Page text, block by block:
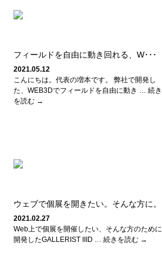
フィールドを自由に動き回れる、W･･･
2021.05.12
こんにちは。代表の増本です。 弊社で開発し
た、WEB3Dでフィールドを自由に動き … 続き
を読む →
ウェブで個展を開きたい。そんな方に。
2021.02.27
Web上で個展を開催したい、そんな方のために
開発したGALLERIST IIID … 続きを読む →